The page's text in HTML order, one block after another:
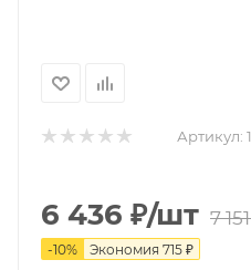
Артикул:
6 436 ₽/шт 7 151
-10% Экономия 715 ₽